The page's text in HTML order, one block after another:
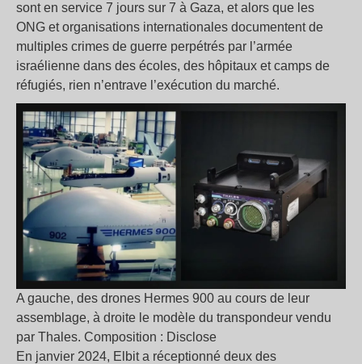
sont en service 7 jours sur 7 à Gaza, et alors que les
ONG et organisations internationales documentent de
multiples crimes de guerre perpétrés par l’armée
israélienne dans des écoles, des hôpitaux et camps de
réfugiés, rien n’entrave l’exécution du marché.
A gauche, des drones Hermes 900 au cours de leur
assemblage, à droite le modèle du transpondeur vendu
par Thales. Composition : Disclose
En janvier 2024, Elbit a réceptionné deux des